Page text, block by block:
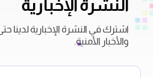
النشرة الإخبارية
اشترك في النشرة الإخبارية لدينا
والأخبار الأمنية.